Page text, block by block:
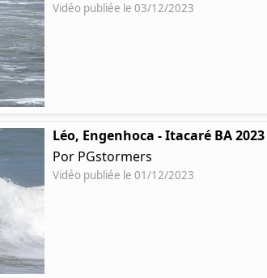
Vidéo publiée le 03/12/2023
Léo, Engenhoca - Itacaré BA 2023
Por PGstormers
Vidéo publiée le 01/12/2023